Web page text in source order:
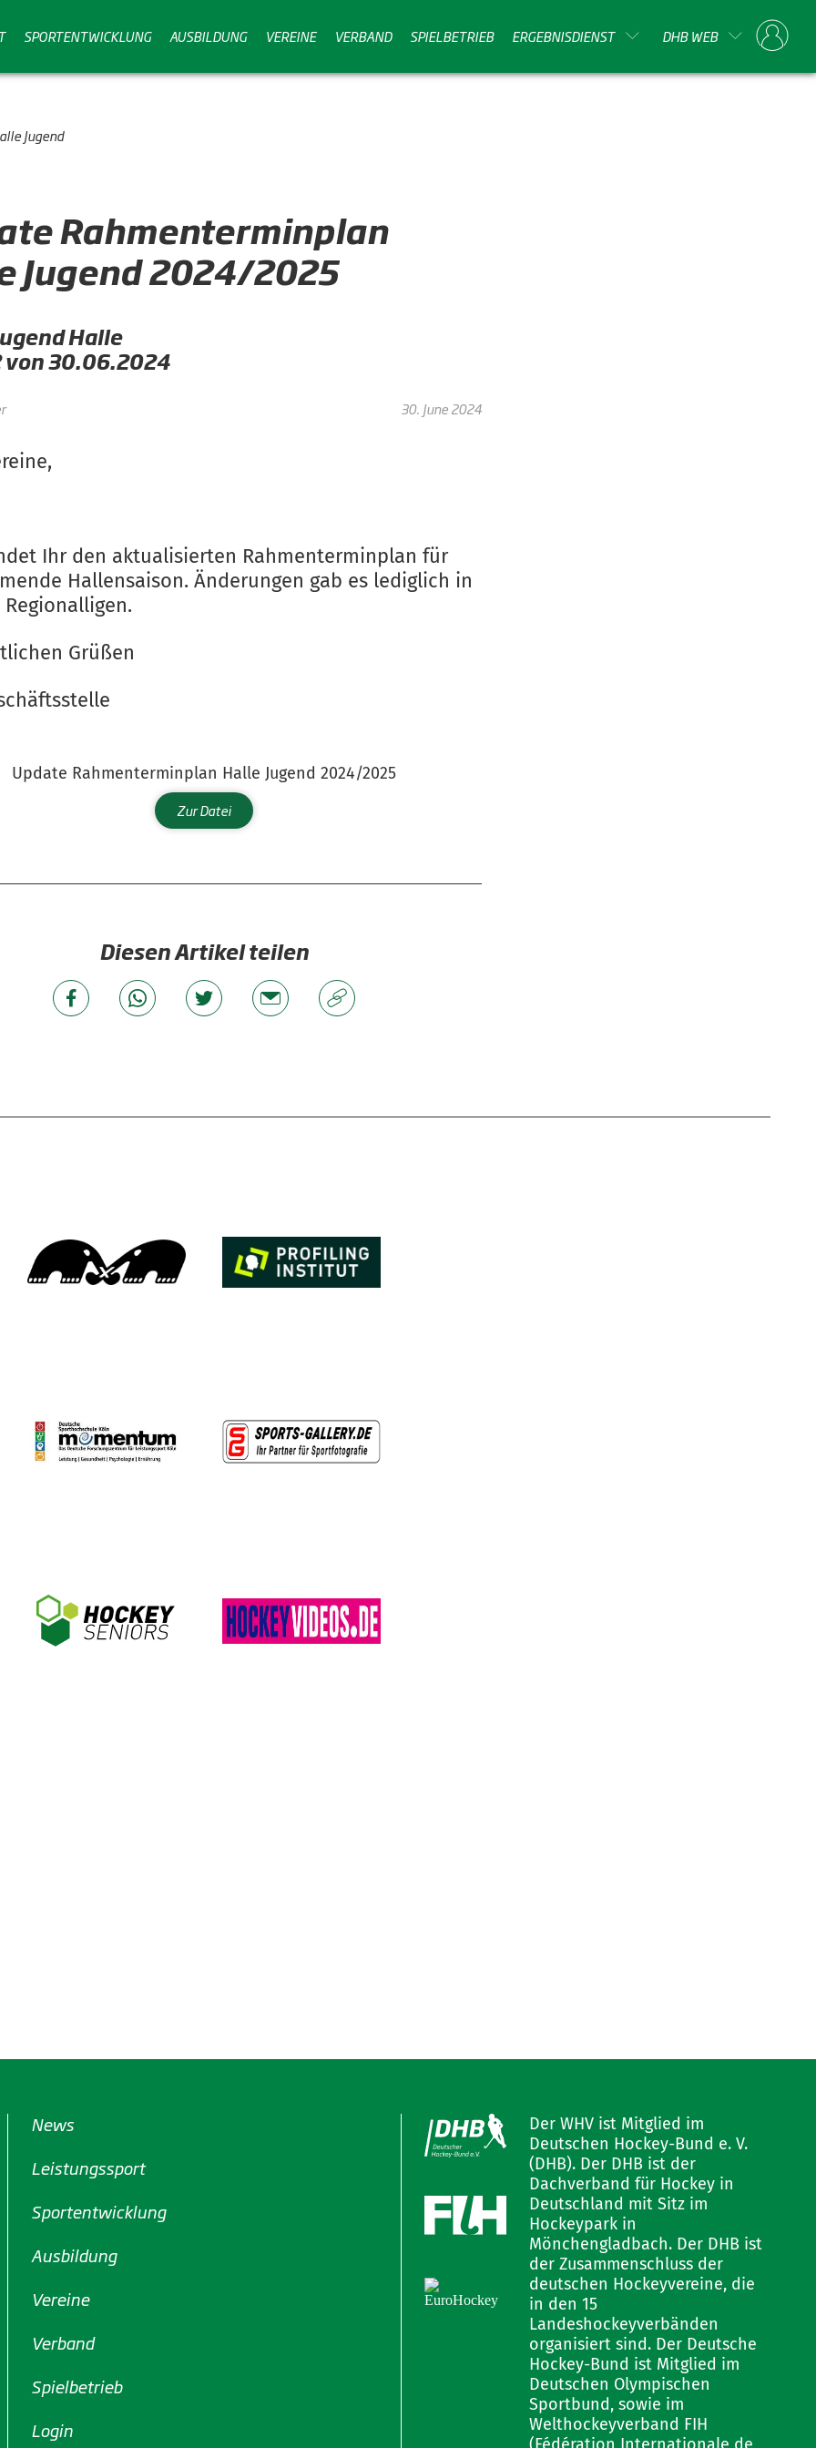
SPORTENTWICKLUNG AUSBILDUNG VEREINE VERBAND SPIELBETRIEB ERGEBNISDIENST DHB WEB
Jugend
Rahmenterminplan
Jugend 2024/2025
Halle
von 30.06.2024
30. June 2024
Ihr den aktualisierten Rahmenterminplan für
Hallensaison. Änderungen gab es lediglich in
Regionalligen.
Grüßen
Update Rahmenterminplan Halle Jugend 2024/2025
Zur Datei
Diesen Artikel teilen
News
Leistungssport
Sportentwicklung
Ausbildung
Vereine
Verband
Spielbetrieb
Login
Der WHV ist Mitglied im
Deutschen Hockey-Bund e. V.
(DHB). Der DHB ist der
Dachverband für Hockey in
Deutschland mit Sitz im
Hockeypark in
Mönchengladbach. Der DHB ist
der Zusammenschluss der
deutschen Hockeyvereine, die
in den 15
Landeshockeyverbänden
organisiert sind. Der Deutsche
Hockey-Bund ist Mitglied im
Deutschen Olympischen
Sportbund, sowie im
Welthockeyverband FIH